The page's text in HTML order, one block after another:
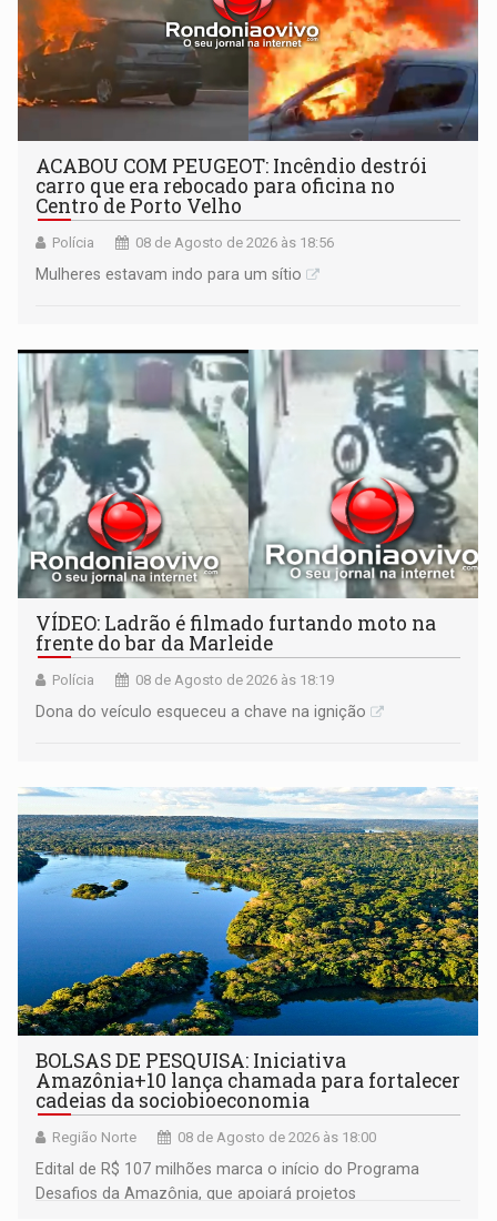
ACABOU COM PEUGEOT: Incêndio destrói
carro que era rebocado para oficina no
Centro de Porto Velho
Polícia 08 de Agosto de 2026 às 18:56
Mulheres estavam indo para um sítio
VÍDEO: Ladrão é filmado furtando moto na
frente do bar da Marleide
Polícia 08 de Agosto de 2026 às 18:19
Dona do veículo esqueceu a chave na ignição
BOLSAS DE PESQUISA: Iniciativa
Amazônia+10 lança chamada para fortalecer
cadeias da sociobioeconomia
Região Norte 08 de Agosto de 2026 às 18:00
Edital de R$ 107 milhões marca o início do Programa
Desafios da Amazônia, que apoiará projetos